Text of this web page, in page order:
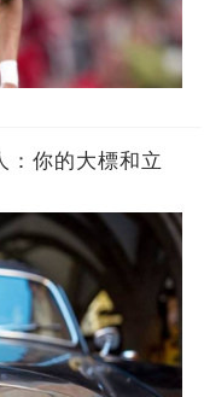
：你的大標和立